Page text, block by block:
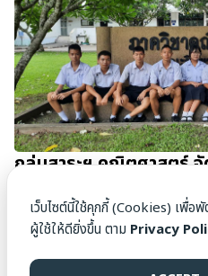
กลุ่มสาระฯ คณิตศาสตร์
ประสบการณ์นักเรียน
มหาวิทยาลัยเชียงใหม่
27/06/2026
เว็บไซต์นี้ใช้คุกกี้ (Cookies) เพื่อ
ผู้ใช้ให้ดียิ่งขึ้น ตาม Privacy